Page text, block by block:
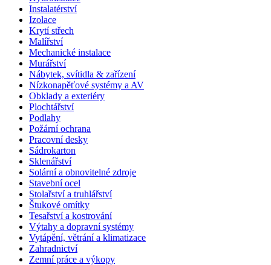
Instalatérství
Izolace
Krytí střech
Malířství
Mechanické instalace
Murářství
Nábytek, svítidla & zařízení
Nízkonapěťové systémy a AV
Obklady a exteriéry
Plochtářství
Podlahy
Požární ochrana
Pracovní desky
Sádrokarton
Sklenářství
Solární a obnovitelné zdroje
Stavební ocel
Stolařství a truhlářství
Štukové omítky
Tesařství a kostrování
Výtahy a dopravní systémy
Vytápění, větrání a klimatizace
Zahradnictví
Zemní práce a výkopy